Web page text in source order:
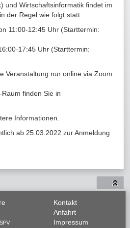
und Wirtschaftsinformatik findet im
der Regel wie folgt statt:
11:00-12:45 Uhr (Starttermin:
17:45 Uhr (Starttermin:
Veranstaltung nur online via Zoom
finden Sie in
Informationen.
ab 25.03.2022 zur Anmeldung
Kontakt
Anfahrt
Impressum